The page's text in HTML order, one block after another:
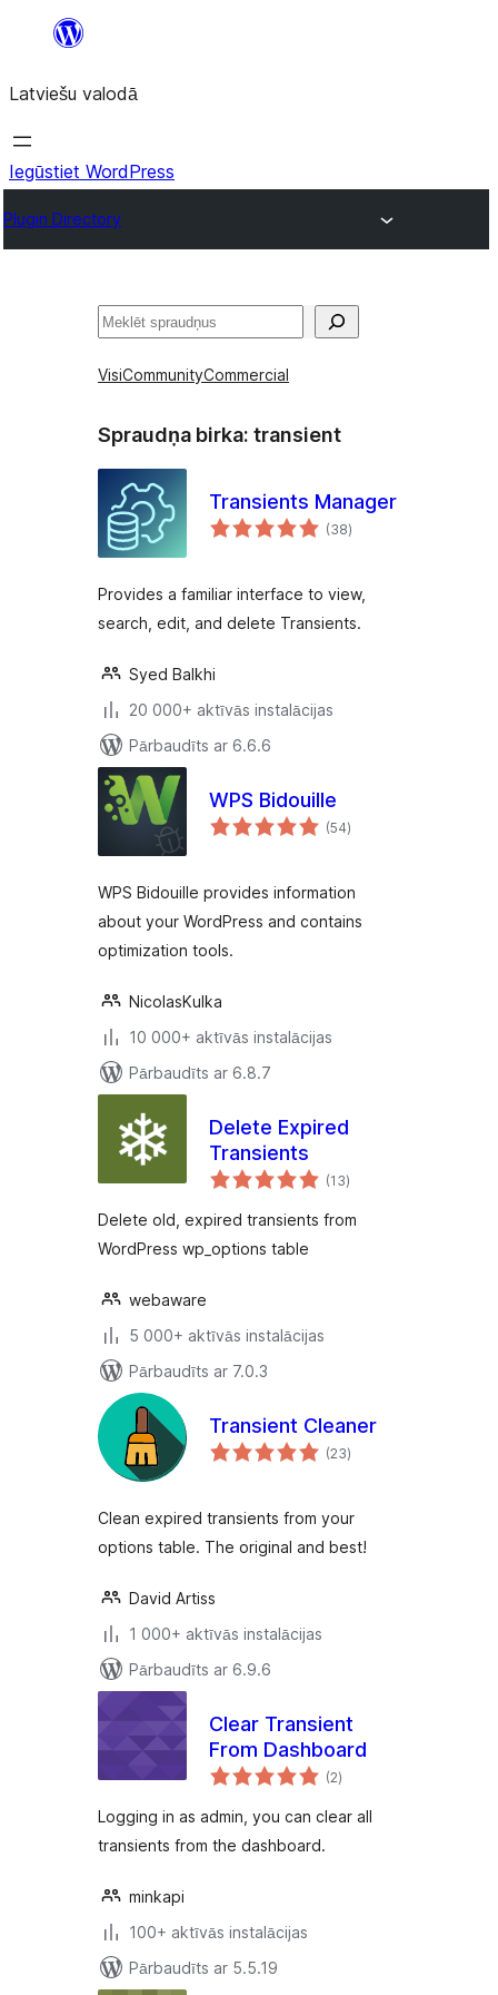
Pāriet
saturu
Latviešu valodā
Iegūstiet WordPress
Plugin Directory
Meklēt
VisiCommunityCommercial
Spraudņa birka: transient
Transients Manager
(38vērtējumu
kopsumma
)
Provides a familiar interface to view,
search, edit, and delete Transients.
Syed Balkhi
20 000+ aktīvās instalācijas
Pārbaudīts ar 6.6.6
WPS Bidouille
(54vērtējumu
kopsumma
)
WPS Bidouille provides information
about your WordPress and contains
optimization tools.
NicolasKulka
10 000+ aktīvās instalācijas
Pārbaudīts ar 6.8.7
Delete Expired
Transients
(13vērtējumu
kopsumma
)
Delete old, expired transients from
WordPress wp_options table
webaware
5 000+ aktīvās instalācijas
Pārbaudīts ar 7.0.3
Transient Cleaner
(23vērtējumu
kopsumma
)
Clean expired transients from your
options table. The original and best!
David Artiss
1 000+ aktīvās instalācijas
Pārbaudīts ar 6.9.6
Clear Transient
From Dashboard
(2vērtējumu
kopsumma
)
Logging in as admin, you can clear all
transients from the dashboard.
minkapi
100+ aktīvās instalācijas
Pārbaudīts ar 5.5.19